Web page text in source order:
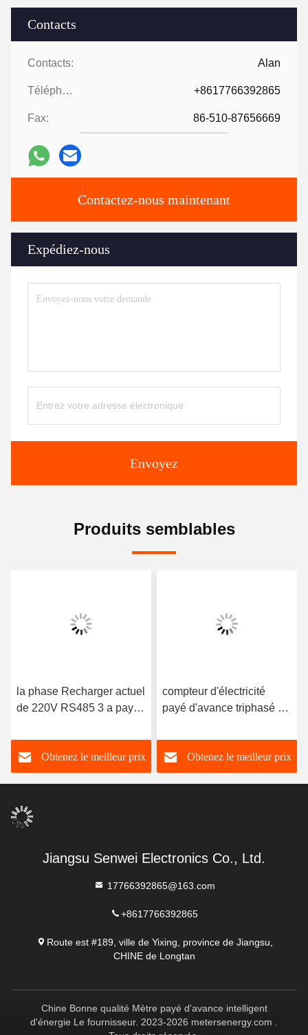
Contacts
Contacts: Alan
Téléphone: +8617766392865
Fax: 86-510-87656669
Contactez-nous maintenant
Expédiez-nous
Envoyez
Produits semblables
la phase Recharger actuel
de 220V RS485 3 a payé
50Hz de mètre de
l'électricité
Obtenez le meilleur prix
compteur d'électricité
payé d'avance triphasé de
l'énergie 50Hz
6400imp/KWh
Obtenez le meilleur prix
Jiangsu Senwei Electronics Co., Ltd.
17766392865@163.com
+8617766392865
Route est #189, ville de Yixing, province de Jiangsu,
CHINE de Longtan
Chine Bonne qualité Mètre payé d'avance intelligent
d'énergie Le fournisseur. 2023-2026 metersenergy.com .